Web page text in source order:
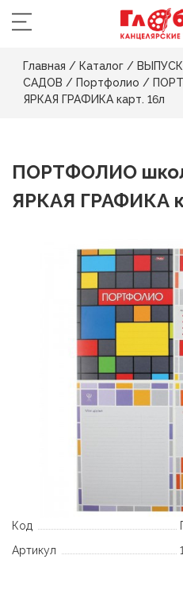
Главная / Каталог /
САДОВ / Портфолио /
ЯРКАЯ ГРАФИКА карт. 16л
ПОРТФОЛИО
ЯРКАЯ ГРАФИКА
Код
Артикул